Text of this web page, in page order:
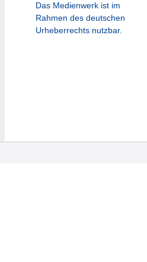
Das Medienwerk ist im
Rahmen des deutschen
Urheberrechts nutzbar.